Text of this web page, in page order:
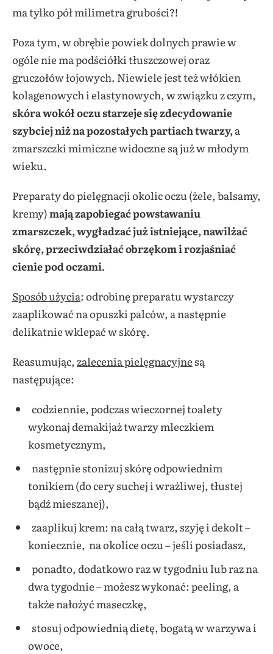
ma tylko pół milimetra grubości?!
Poza tym, w obrębie powiek dolnych prawie w
ogóle nie ma podściółki tłuszczowej oraz
gruczołów łojowych. Niewiele jest też włókien
kolagenowych i elastynowych, w związku z czym,
skóra wokół oczu starzeje się zdecydowanie
szybciej niż na pozostałych partiach twarzy,a
zmarszczki mimiczne widoczne są już w młodym
wieku.
Preparaty do pielęgnacji okolic oczu (żele, balsamy,
kremy)mają zapobiegać powstawaniu
zmarszczek, wygładzać już istniejące, nawilżać
skórę, przeciwdziałać obrzękom i rozjaśniać
cienie pod oczami.
Sposób użycia: odrobinę preparatu wystarczy
zaaplikować na opuszki palców, a następnie
delikatnie wklepać w skórę.
Reasumując,zalecenia pielęgnacyjne są
następujące:
codziennie, podczas wieczornej toalety
wykonaj demakijaż twarzy mleczkiem
kosmetycznym,
następnie stonizuj skórę odpowiednim
tonikiem (do cery suchej i wrażliwej, tłustej
bądź mieszanej),
zaaplikuj krem: na całą twarz, szyję i dekolt –
koniecznie, na okolice oczu – jeśli posiadasz,
ponadto, dodatkowo raz w tygodniu lub raz na
dwa tygodnie – możesz wykonać: peeling, a
także nałożyć maseczkę,
stosuj odpowiednią dietę, bogatą w warzywa i
owoce,